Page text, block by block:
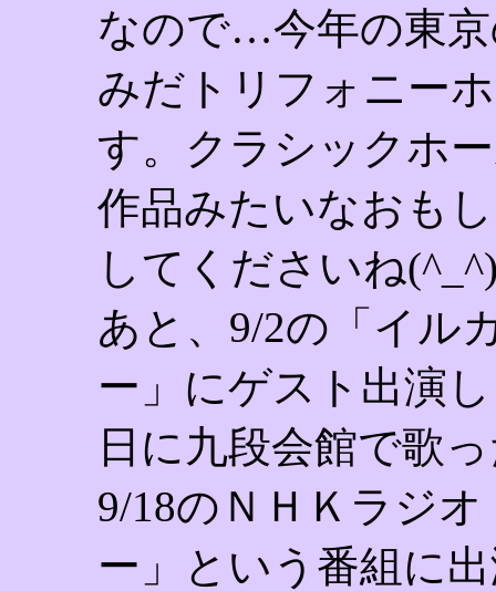
なので…今年の東
みだトリフォニー
す。クラシックホ
作品みたいなおも
してくださいね
あと、9/2の「イル
ー」にゲスト出演
日に九段会館で歌
9/18のＮＨＫラジ
ー」という番組に